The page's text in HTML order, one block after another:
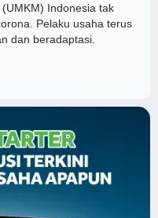
Indonesia tak
Pelaku usaha terus
dan beradaptasi.